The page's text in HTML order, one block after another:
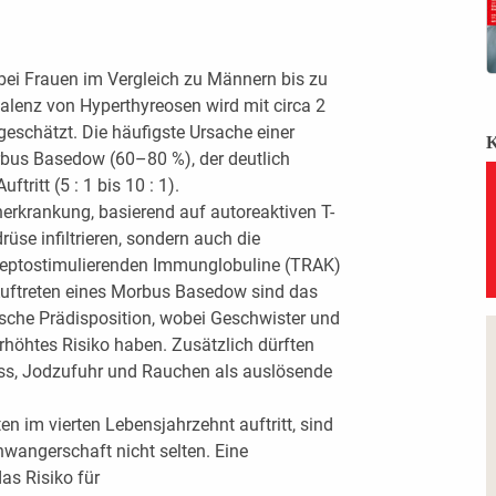
Frauen im Vergleich zu Männern bis zu
von Hyperthyreosen wird mit circa 2
Die häufigste Ursache einer
Basedow (60–80 %), der deutlich
(5 : 1 bis 10 : 1).
basierend auf autoreaktiven T-
infiltrieren, sondern auch die
Immunglobuline (TRAK)
eines Morbus Basedow sind das
Prädisposition, wobei Geschwister und
Risiko haben. Zusätzlich dürften
Jodzufuhr und Rauchen als auslösende
im vierten Lebensjahrzehnt auftritt, sind
nicht selten. Eine
Risiko für